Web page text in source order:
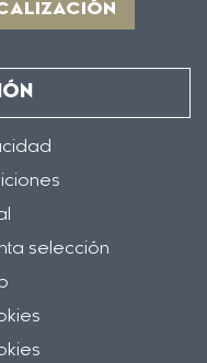
selección